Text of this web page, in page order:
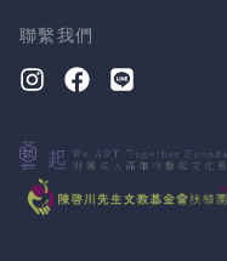
聯繫我們